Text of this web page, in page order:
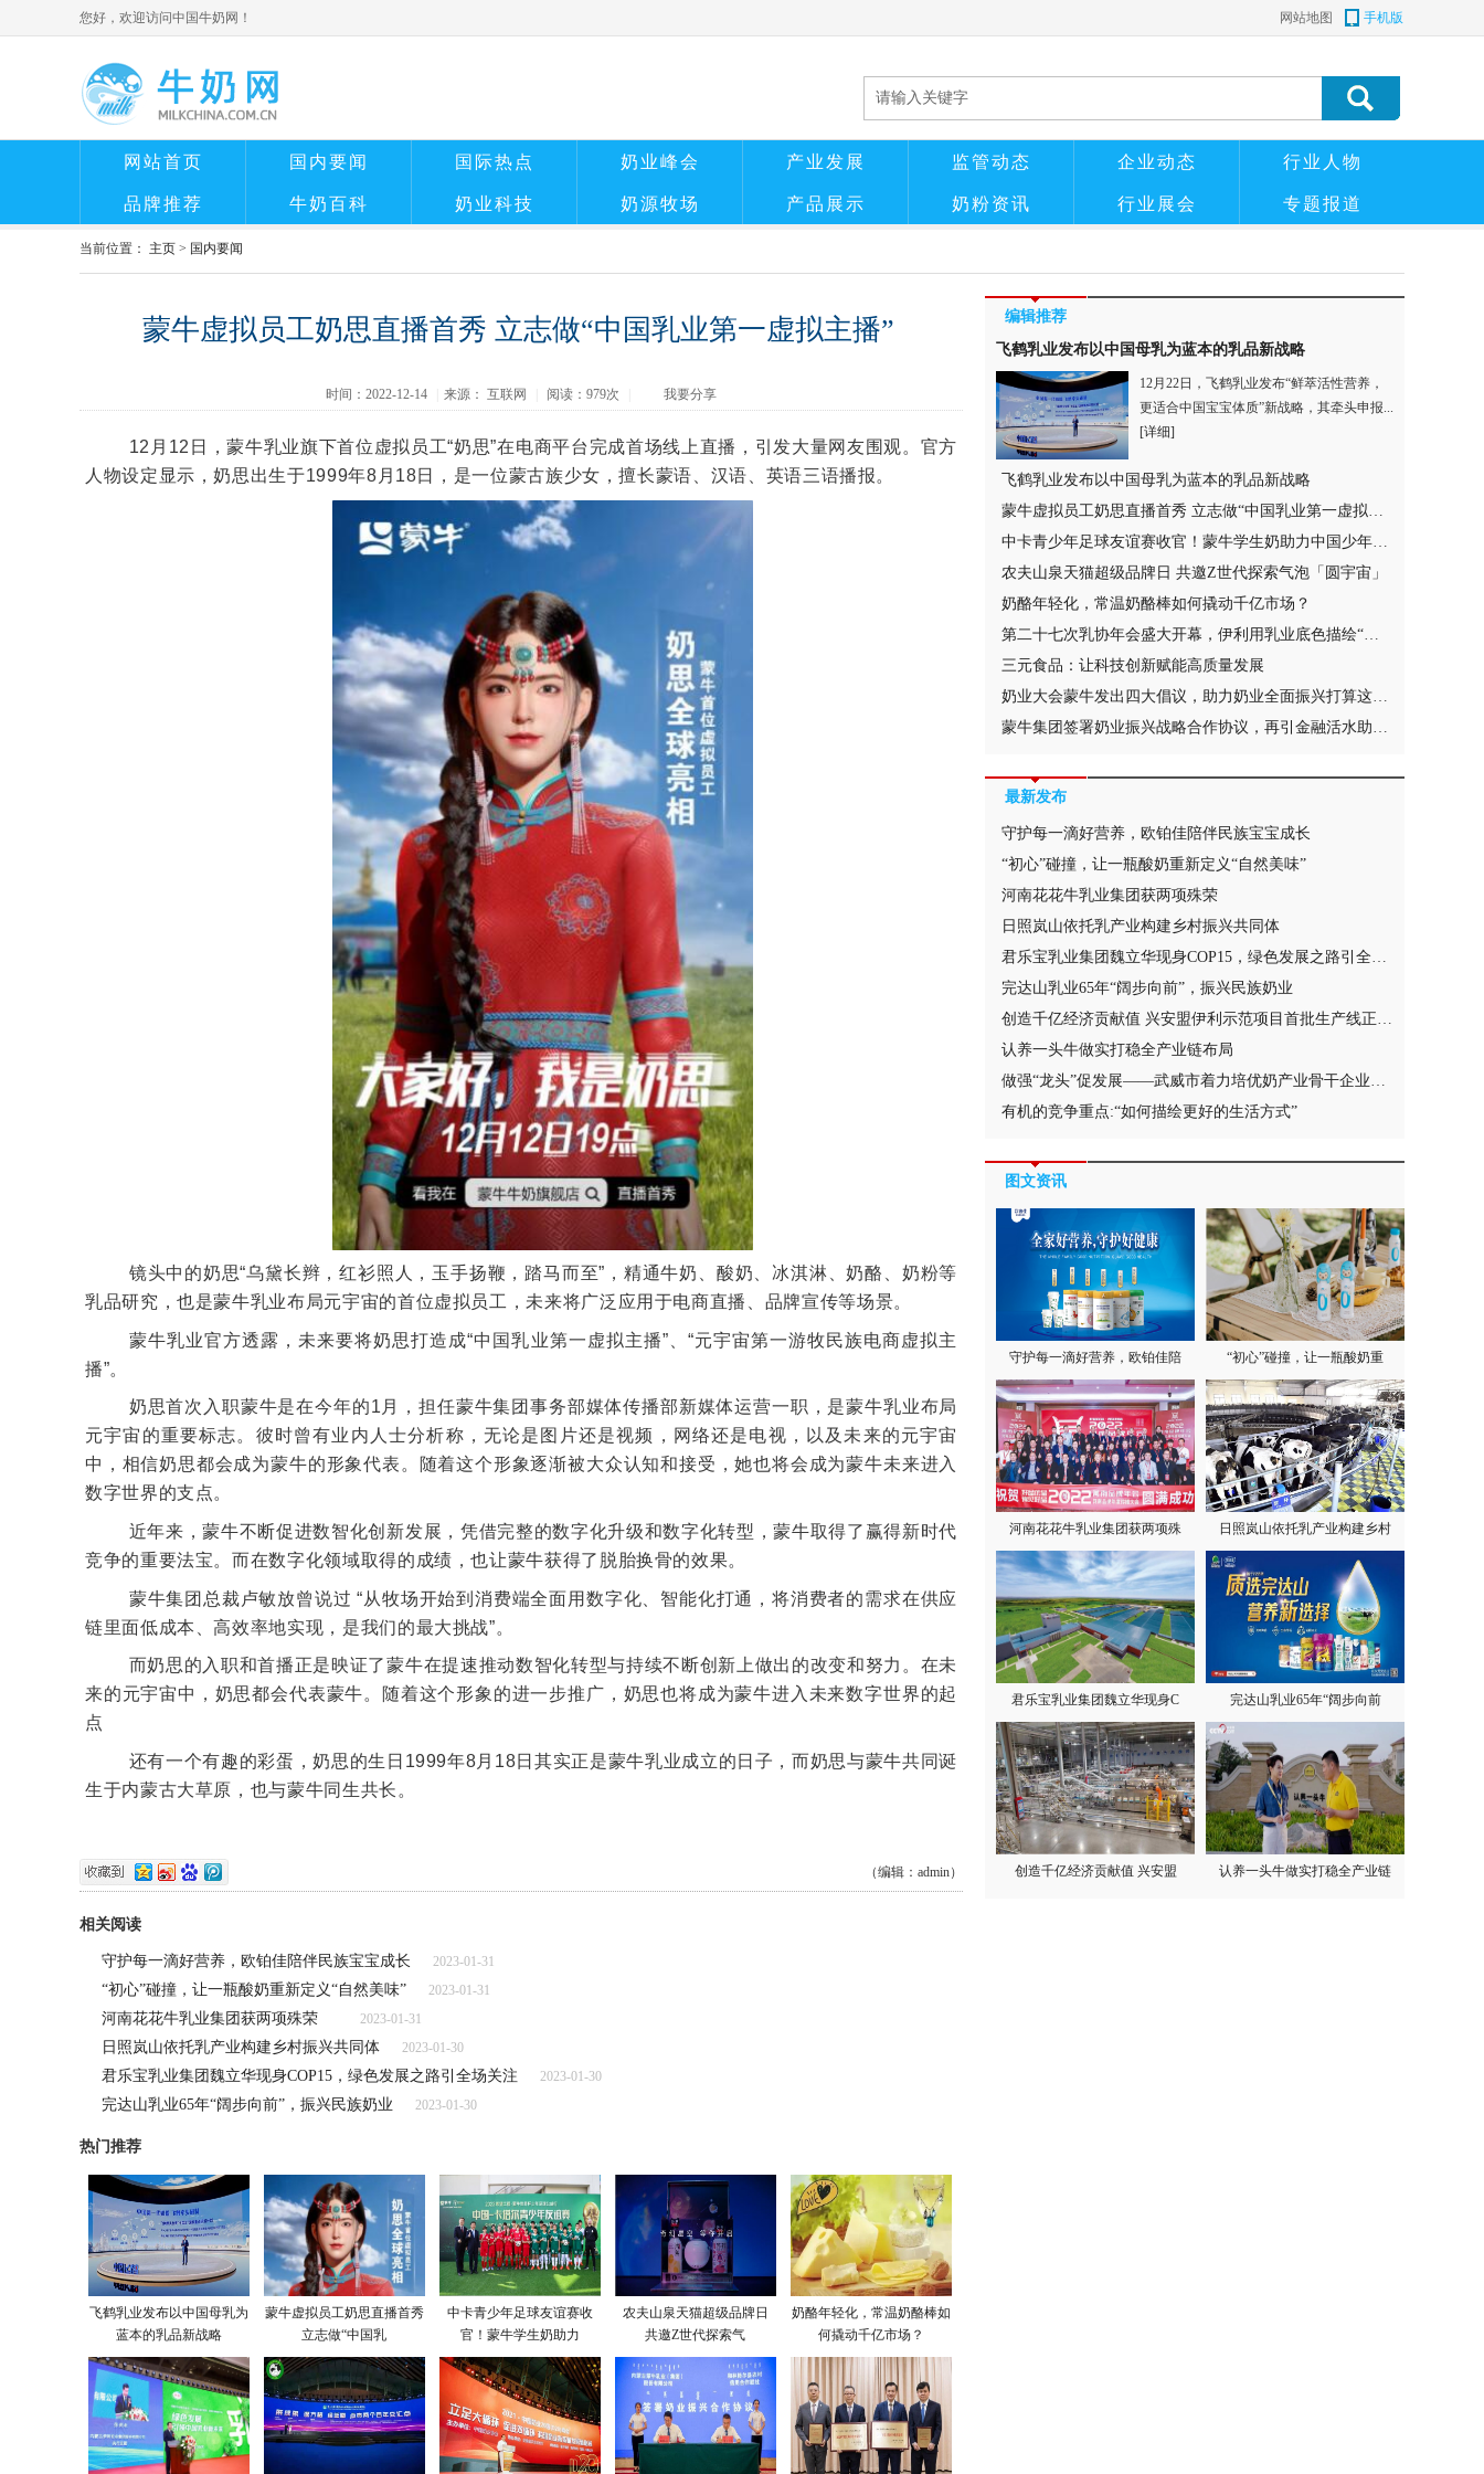
您好，欢迎访问中国牛奶网！ 手机版
网站地图
网站首页 国内要闻 国际热点 奶业峰会 产业发展 监管动态 企业动态 行业人物
品牌推荐 牛奶百科 奶业科技 奶源牧场 产品展示 奶粉资讯 行业展会 专题报道
当前位置： 主页 > 国内要闻
蒙牛虚拟员工奶思直播首秀 立志做“中国乳业第一虚拟主播”
时间：2022-12-14 来源： 互联网 阅读： 979次 我要分享
12月12日，蒙牛乳业旗下首位虚拟员工“奶思”在电商平台完成首场线上直播，引发大量网友围观。官方
人物设定显示，奶思出生于1999年8月18日，是一位蒙古族少女，擅长蒙语、汉语、英语三语播报。
镜头中的奶思“乌黛长辫，红衫照人，玉手扬鞭，踏马而至”，精通牛奶、酸奶、冰淇淋、奶酪、奶粉等
乳品研究，也是蒙牛乳业布局元宇宙的首位虚拟员工，未来将广泛应用于电商直播、品牌宣传等场景。
蒙牛乳业官方透露，未来要将奶思打造成“中国乳业第一虚拟主播”、“元宇宙第一游牧民族电商虚拟主
播”。
奶思首次入职蒙牛是在今年的1月，担任蒙牛集团事务部媒体传播部新媒体运营一职，是蒙牛乳业布局
元宇宙的重要标志。彼时曾有业内人士分析称，无论是图片还是视频，网络还是电视，以及未来的元宇宙
中，相信奶思都会成为蒙牛的形象代表。随着这个形象逐渐被大众认知和接受，她也将会成为蒙牛未来进入
数字世界的支点。
近年来，蒙牛不断促进数智化创新发展，凭借完整的数字化升级和数字化转型，蒙牛取得了赢得新时代
竞争的重要法宝。而在数字化领域取得的成绩，也让蒙牛获得了脱胎换骨的效果。
蒙牛集团总裁卢敏放曾说过 “从牧场开始到消费端全面用数字化、智能化打通，将消费者的需求在供应
链里面低成本、高效率地实现，是我们的最大挑战”。
而奶思的入职和首播正是映证了蒙牛在提速推动数智化转型与持续不断创新上做出的改变和努力。在未
来的元宇宙中，奶思都会代表蒙牛。随着这个形象的进一步推广，奶思也将成为蒙牛进入未来数字世界的起
点
还有一个有趣的彩蛋，奶思的生日1999年8月18日其实正是蒙牛乳业成立的日子，而奶思与蒙牛共同诞
生于内蒙古大草原，也与蒙牛同生共长。
（编辑：admin）
相关阅读
守护每一滴好营养，欧铂佳陪伴民族宝宝成长 2023-01-31
“初心”碰撞，让一瓶酸奶重新定义“自然美味” 2023-01-31
河南花花牛乳业集团获两项殊荣 2023-01-31
日照岚山依托乳产业构建乡村振兴共同体 2023-01-30
君乐宝乳业集团魏立华现身COP15，绿色发展之路引全场关注 2023-01-30
完达山乳业65年“阔步向前”，振兴民族奶业 2023-01-30
热门推荐
飞鹤乳业发布以中国母乳为
蓝本的乳品新战略
蒙牛虚拟员工奶思直播首秀
立志做“中国乳
中卡青少年足球友谊赛收
官！蒙牛学生奶助力
农夫山泉天猫超级品牌日
共邀Z世代探索气
奶酪年轻化，常温奶酪棒如
何撬动千亿市场？
编辑推荐
飞鹤乳业发布以中国母乳为蓝本的乳品新战略
12月22日，飞鹤乳业发布“鲜萃活性营养，
更适合中国宝宝体质”新战略，其牵头申报...
[详细]
飞鹤乳业发布以中国母乳为蓝本的乳品新战略
蒙牛虚拟员工奶思直播首秀 立志做“中国乳业第一虚拟主播”
中卡青少年足球友谊赛收官！蒙牛学生奶助力中国少年圆梦世界杯
农夫山泉天猫超级品牌日 共邀Z世代探索气泡「圆宇宙」
奶酪年轻化，常温奶酪棒如何撬动千亿市场？
第二十七次乳协年会盛大开幕，伊利用乳业底色描绘“美好生活”
三元食品：让科技创新赋能高质量发展
奶业大会蒙牛发出四大倡议，助力奶业全面振兴打算这样做
蒙牛集团签署奶业振兴战略合作协议，再引金融活水助力牧场高质量发展
最新发布
守护每一滴好营养，欧铂佳陪伴民族宝宝成长
“初心”碰撞，让一瓶酸奶重新定义“自然美味”
河南花花牛乳业集团获两项殊荣
日照岚山依托乳产业构建乡村振兴共同体
君乐宝乳业集团魏立华现身COP15，绿色发展之路引全场关注
完达山乳业65年“阔步向前”，振兴民族奶业
创造千亿经济贡献值 兴安盟伊利示范项目首批生产线正式投产
认养一头牛做实打稳全产业链布局
做强“龙头”促发展——武威市着力培优奶产业骨干企业观察
有机的竞争重点:“如何描绘更好的生活方式”
图文资讯
守护每一滴好营养，欧铂佳陪 “初心”碰撞，让一瓶酸奶重
河南花花牛乳业集团获两项殊 日照岚山依托乳产业构建乡村
君乐宝乳业集团魏立华现身C 完达山乳业65年“阔步向前
创造千亿经济贡献值 兴安盟 认养一头牛做实打稳全产业链